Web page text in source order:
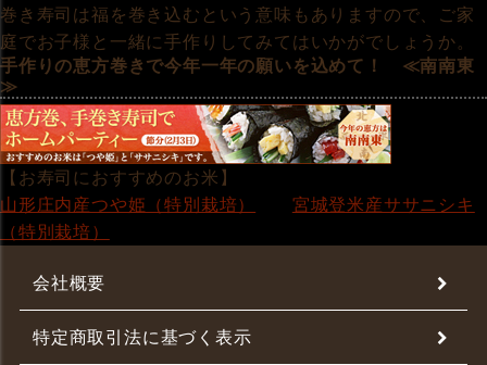
巻き寿司は福を巻き込むという意味もありますので、ご家
庭でお子様と一緒に手作りしてみてはいかがでしょうか。
手作りの恵方巻きで今年一年の願いを込めて！ ≪南南東
≫
【お寿司におすすめのお米】
山形庄内産つや姫（特別栽培）
宮城登米産ササニシキ
（特別栽培）
会社概要
特定商取引法に基づく表示